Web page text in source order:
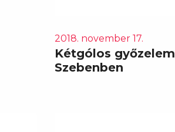
2018. november 17.
Kétgólos győzelem
Szebenben